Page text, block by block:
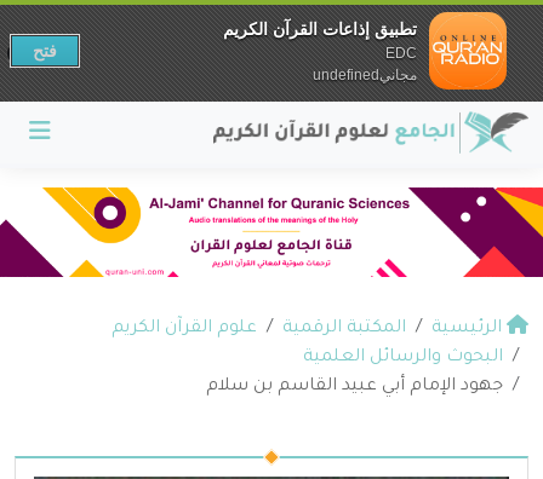
الرئيسية المكتبة الرقمية
علوم القرآن الكريم
البحوث والرسائل العلمية
جهود الإمام أبي عبيد القاسم بن سلام
تطبيق إذاعات القرآن الكريم
EDC
مجانيundefined
فتح